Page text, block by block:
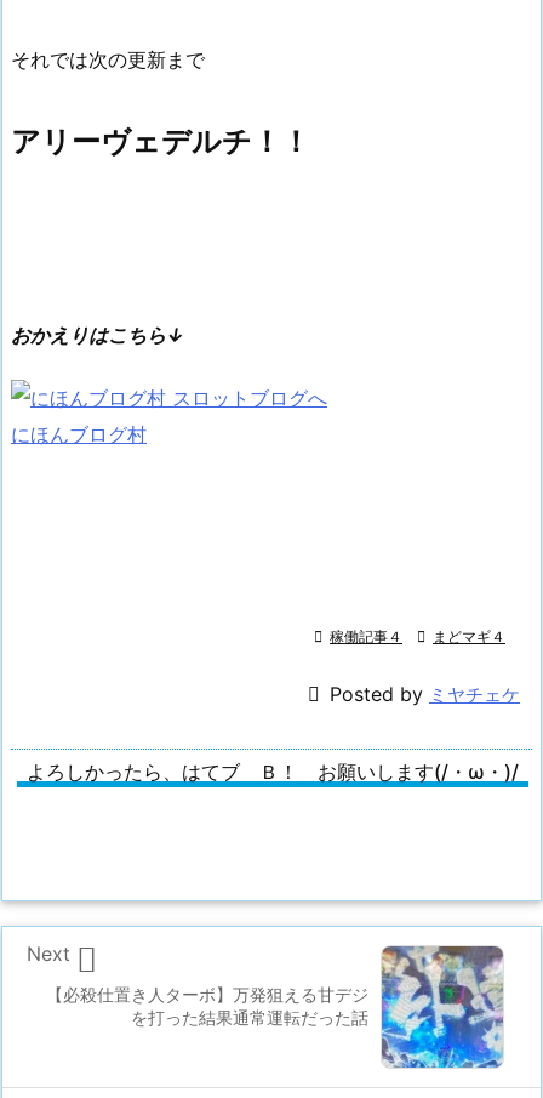
それでは次の更新まで
アリーヴェデルチ！！
おかえりはこちら↓
にほんブログ村
 稼働記事４  まどマギ４
 Posted by ミヤチェケ
よろしかったら、はてブ Ｂ！ お願いします(/・ω・)/
【必殺仕置き人ターボ】万発狙える甘デジ
を打った結果通常運転だった話

Next